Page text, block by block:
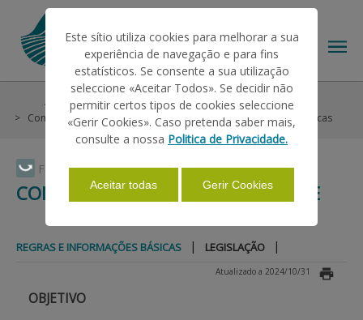
Faça Swipe para ver o menu
O IFAP
AJUDAS/APOIOS
INFORMAÇÕES
Ajudas/Apoios Outras Ajudas
Seguros
Compensação de Sinistralidade
Regras e Informações Básicas
COMPENSAÇÃO DE SINISTRALIDADE
REGRAS E INFORMAÇÕES BÁSICAS | LEGISLAÇÃO |
Atualizado a 2024/10/31
OBJETIVO
Este sítio utiliza cookies para melhorar a sua
experiência de navegação e para fins
estatísticos. Se consente a sua utilização
seleccione «Aceitar Todos». Se decidir não
permitir certos tipos de cookies seleccione
«Gerir Cookies». Caso pretenda saber mais,
consulte a nossa Politica de Privacidade.
Aceitar todas Gerir Cookies